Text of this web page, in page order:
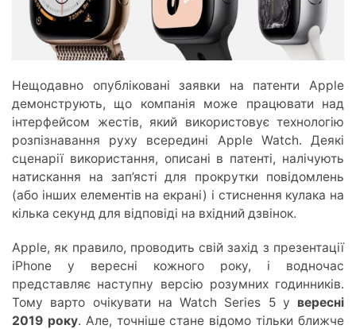
Нещодавно опубліковані заявки на патенти Apple
демонструють, що компанія може працювати над
інтерфейсом жестів, який використовує технологію
розпізнавання руху всередині Apple Watch. Деякі
сценарії використання, описані в патенті, налічують
натискання на зап’ясті для прокрутки повідомлень
(або інших елементів на екрані) і стиснення кулака на
кілька секунд для відповіді на вхідний дзвінок.
Apple, як правило, проводить свій захід з презентації
iPhone у вересні кожного року, і водночас
представляє наступну версію розумних годинників.
Тому варто очікувати на Watch Series 5 у вересні
2019 року. Але, точніше стане відомо тільки ближче